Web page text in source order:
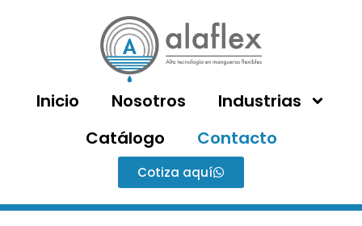
Inicio Nosotros
Industrias
Catálogo
Contacto
Cotiza aquí